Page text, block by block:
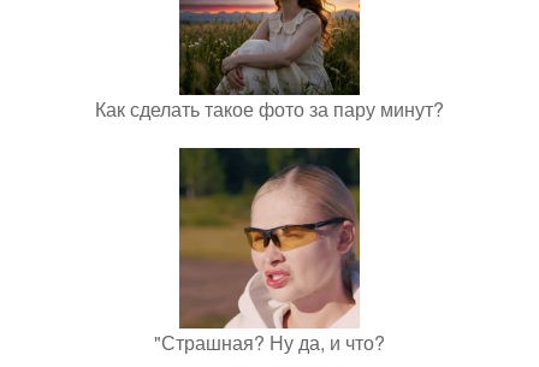
Как сделать такое фото за пару минут?
"Страшная? Ну да, и что?